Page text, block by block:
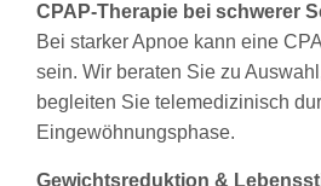
CPAP-Therapie bei schwerer
Bei starker Apnoe kann eine
sein. Wir beraten Sie zu
begleiten Sie telemedizinisch
Eingewöhnungsphase.
Gewichtsreduktion &